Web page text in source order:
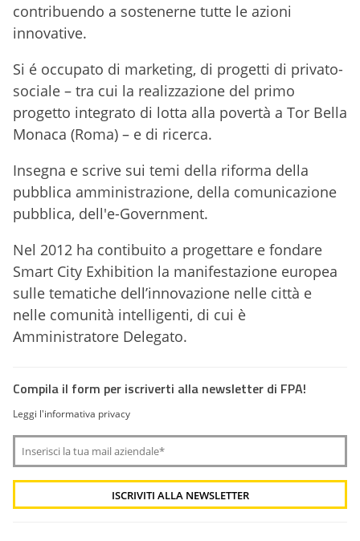
contribuendo a sostenerne tutte le azioni
innovative.
Si é occupato di marketing, di progetti di privato-
sociale – tra cui la realizzazione del primo
progetto integrato di lotta alla povertà a Tor Bella
Monaca (Roma) – e di ricerca.
Insegna e scrive sui temi della riforma della
pubblica amministrazione, della comunicazione
pubblica, dell'e-Government.
Nel 2012 ha contibuito a progettare e fondare
Smart City Exhibition la manifestazione europea
sulle tematiche dell’innovazione nelle città e
nelle comunità intelligenti, di cui è
Amministratore Delegato.
Compila il form per iscriverti alla newsletter di FPA!
Leggi l'informativa privacy